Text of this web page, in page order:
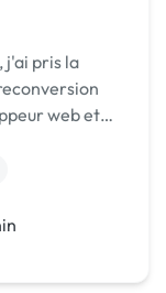
j'ai pris la
web et
en